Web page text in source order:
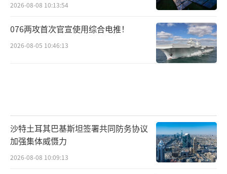
2026-08-08 10:13:54
076两攻首次官宣使用综合电推！
2026-08-05 10:46:13
沙特土耳其巴基斯坦签署共同防务协议
加强集体威慑力
2026-08-08 10:09:13